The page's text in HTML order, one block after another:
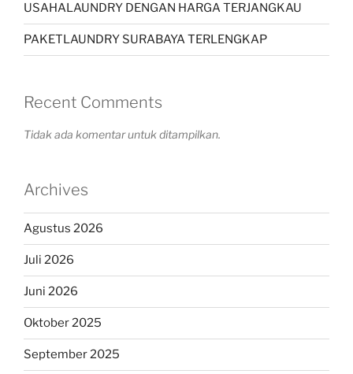
USAHALAUNDRY DENGAN HARGA TERJANGKAU
PAKETLAUNDRY SURABAYA TERLENGKAP
Recent Comments
Tidak ada komentar untuk ditampilkan.
Archives
Agustus 2026
Juli 2026
Juni 2026
Oktober 2025
September 2025